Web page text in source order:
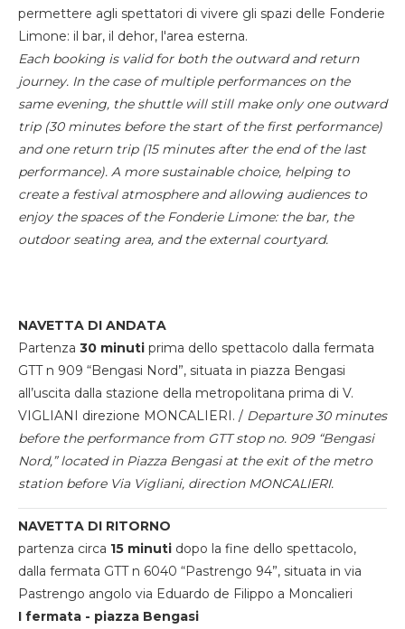
permettere agli spettatori di vivere gli spazi delle Fonderie
Limone: il bar, il dehor, l'area esterna.
Each booking is valid for both the outward and return
journey. In the case of multiple performances on the
same evening, the shuttle will still make only one outward
trip (30 minutes before the start of the first performance)
and one return trip (15 minutes after the end of the last
performance). A more sustainable choice, helping to
create a festival atmosphere and allowing audiences to
enjoy the spaces of the Fonderie Limone: the bar, the
outdoor seating area, and the external courtyard.
NAVETTA DI ANDATA
Partenza 30 minuti prima dello spettacolo dalla fermata
GTT n 909 “Bengasi Nord”, situata in piazza Bengasi
all’uscita dalla stazione della metropolitana prima di V.
VIGLIANI direzione MONCALIERI. / Departure 30 minutes
before the performance from GTT stop no. 909 “Bengasi
Nord,” located in Piazza Bengasi at the exit of the metro
station before Via Vigliani, direction MONCALIERI.
NAVETTA DI RITORNO
partenza circa 15 minuti dopo la fine dello spettacolo,
dalla fermata GTT n 6040 “Pastrengo 94”, situata in via
Pastrengo angolo via Eduardo de Filippo a Moncalieri
I fermata - piazza Bengasi